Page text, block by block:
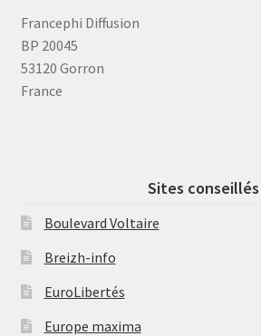
Francephi Diffusion
BP 20045
53120 Gorron
France
Sites conseillés
Boulevard Voltaire
Breizh-info
EuroLibertés
Europe maxima